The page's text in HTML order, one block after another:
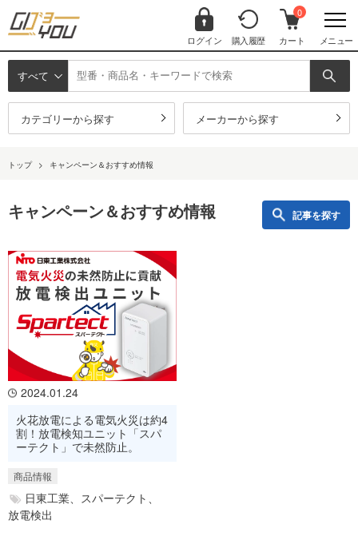
ログイン 購入履歴
0
カート メニュー
すべて
カテゴリーから探す メーカーから探す
トップ > キャンペーン＆おすすめ情報
キャンペーン＆おすすめ情報 記事を探す
2024.01.24
火花放電による電気火災は約4
割！放電検知ユニット「スパ
ーテクト」で未然防止。
商品情報
日東工業、 スパーテクト、
放電検出